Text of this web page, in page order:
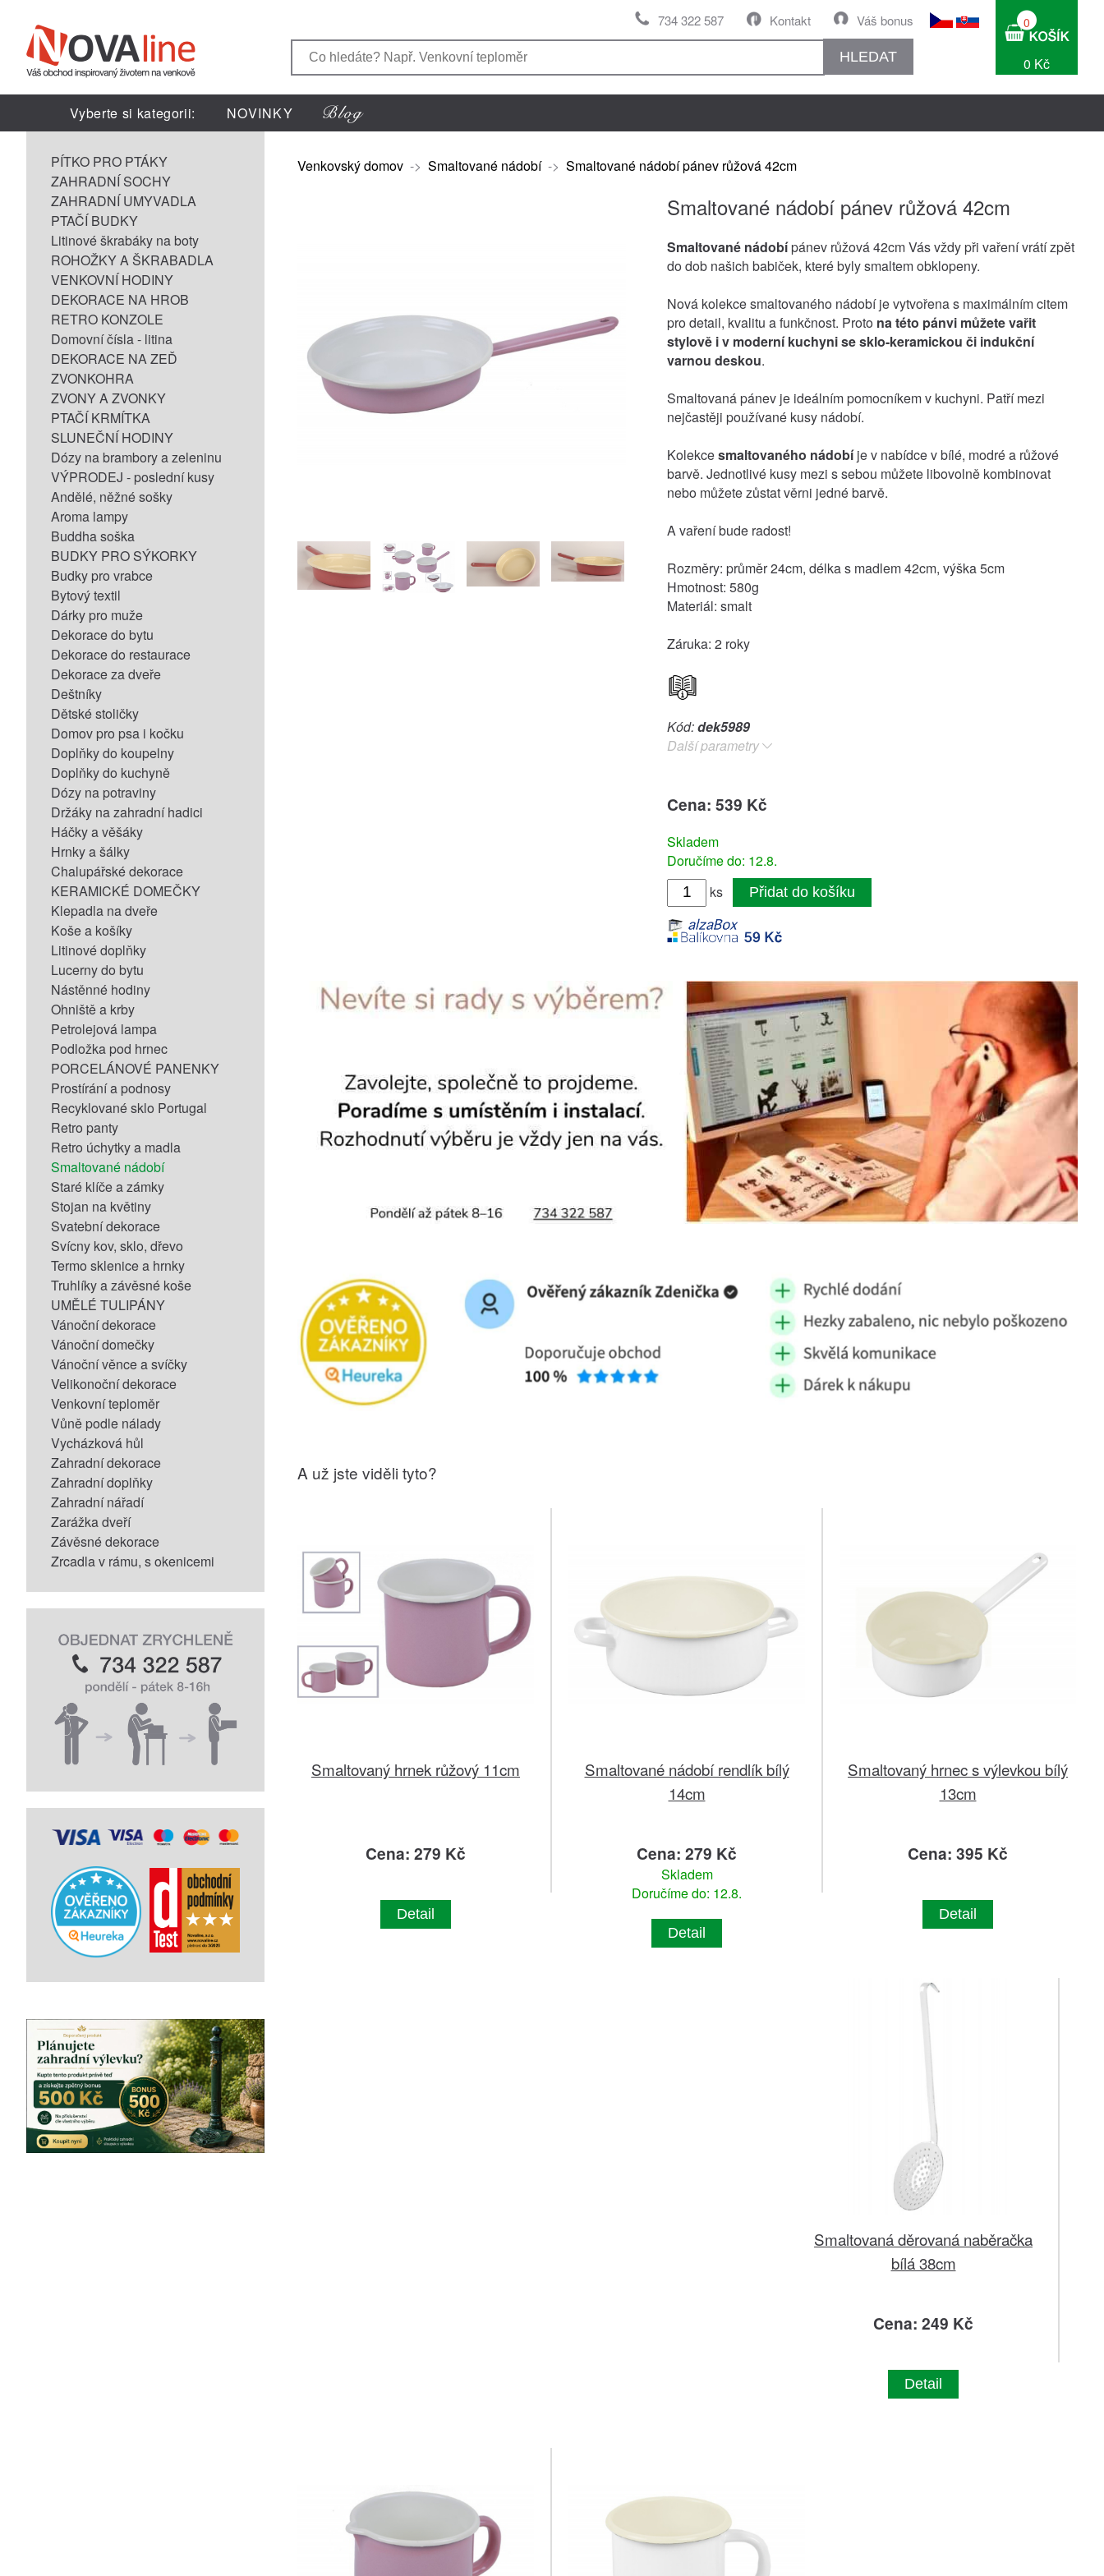
Váš bonus
Kontakt
734 322 587
HLEDAT
0
0 Kč
Vyberte si kategorii: NOVINKY
PÍTKO PRO PTÁKY
ZAHRADNÍ SOCHY
ZAHRADNÍ UMYVADLA
PTAČÍ BUDKY
Litinové škrabáky na boty
ROHOŽKY A ŠKRABADLA
VENKOVNÍ HODINY
DEKORACE NA HROB
RETRO KONZOLE
Domovní čísla - litina
DEKORACE NA ZEĎ
ZVONKOHRA
ZVONY A ZVONKY
PTAČÍ KRMÍTKA
SLUNEČNÍ HODINY
Dózy na brambory a zeleninu
VÝPRODEJ - poslední kusy
Andělé, něžné sošky
Aroma lampy
Buddha soška
BUDKY PRO SÝKORKY
Budky pro vrabce
Bytový textil
Dárky pro muže
Dekorace do bytu
Dekorace do restaurace
Dekorace za dveře
Deštníky
Dětské stoličky
Domov pro psa i kočku
Doplňky do koupelny
Doplňky do kuchyně
Dózy na potraviny
Držáky na zahradní hadici
Háčky a věšáky
Hrnky a šálky
Chalupářské dekorace
KERAMICKÉ DOMEČKY
Klepadla na dveře
Koše a košíky
Litinové doplňky
Lucerny do bytu
Nástěnné hodiny
Ohniště a krby
Petrolejová lampa
Podložka pod hrnec
PORCELÁNOVÉ PANENKY
Prostírání a podnosy
Recyklované sklo Portugal
Retro panty
Retro úchytky a madla
Smaltované nádobí
Staré klíče a zámky
Stojan na květiny
Svatební dekorace
Svícny kov, sklo, dřevo
Termo sklenice a hrnky
Truhlíky a závěsné koše
UMĚLÉ TULIPÁNY
Vánoční dekorace
Vánoční domečky
Vánoční věnce a svíčky
Velikonoční dekorace
Venkovní teploměr
Vůně podle nálady
Vycházková hůl
Zahradní dekorace
Zahradní doplňky
Zahradní nářadí
Zarážka dveří
Závěsné dekorace
Zrcadla v rámu, s okenicemi
Venkovský domov -> Smaltované nádobí-> Smaltované nádobí pánev růžová 42cm
Smaltované nádobí pánev růžová 42cm
Smaltované nádobípánev růžová 42cm Vás vždy při vaření vrátí zpět
do dob našich babiček, které byly smaltem obklopeny.
Nová kolekce smaltovaného nádobí je vytvořena s maximálním citem
pro detail, kvalitu a funkčnost. Proto na této pánvi můžete vařit
stylově i v moderní kuchyni se sklo-keramickou či indukční
varnou deskou.
Smaltovaná pánev je ideálním pomocníkem v kuchyni. Patří mezi
nejčastěji používané kusy nádobí.
Kolekcesmaltovaného nádobíje v nabídce v bílé, modré a růžové
barvě. Jednotlivé kusy mezi s sebou můžete libovolně kombinovat
nebo můžete zůstat věrni jedné barvě.
A vaření bude radost!
Rozměry: průměr 24cm, délka s madlem 42cm, výška 5cm
Hmotnost: 580g
Materiál: smalt
Záruka: 2 roky
Kód:dek5989
Další parametry
Cena: 539 Kč
Skladem
Doručíme do: 12.8.
ks
Přidat do košíku
A už jste viděli tyto?
Smaltovaný hrnek růžový 11cm
Cena: 279 Kč
Detail
Smaltované nádobí rendlík bílý
14cm
Cena: 279 Kč
Skladem
Doručíme do: 12.8.
Detail
Smaltovaný hrnec s výlevkou bílý
13cm
Cena: 395 Kč
Detail
Smaltovaná děrovaná naběračka
bílá 38cm
Cena: 249 Kč
Detail